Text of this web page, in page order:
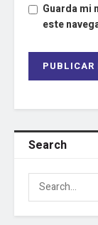
Guarda mi
este
Search